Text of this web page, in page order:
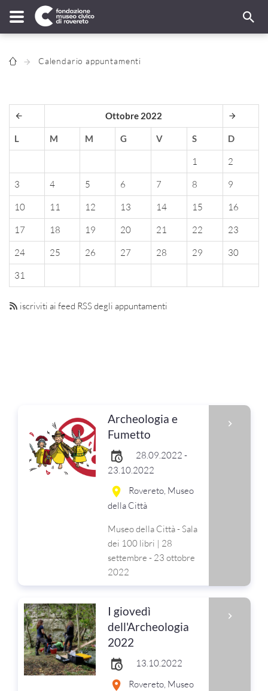
Calendario appuntamenti
Ottobre 2022
L M M G V S D
1
2
3
4 5 6 7 8
9
10
11 12 13 14 15
16
17
18 19 20 21 22
23
24
25 26 27 28 29
30
31
iscriviti ai feed RSS degli appuntamenti
Archeologia e
Fumetto
28.09.2022 -
23.10.2022
Rovereto, Museo
della Città
Museo della Città - Sala
dei 100 libri | 28
settembre - 23 ottobre
2022
I giovedì
dell'Archeologia
2022
13.10.2022
Rovereto, Museo